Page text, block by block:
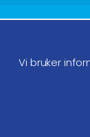
Vi bruker